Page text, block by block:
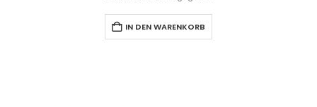
IN DEN WARENKORB